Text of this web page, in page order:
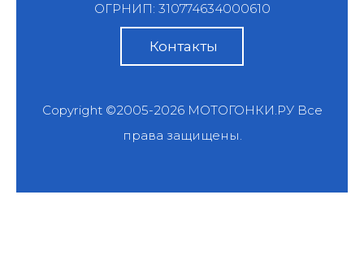
ОГРНИП: 310774634000610
Контакты
Copyright ©2005-2026 МОТОГОНКИ.РУВсе
права защищены.